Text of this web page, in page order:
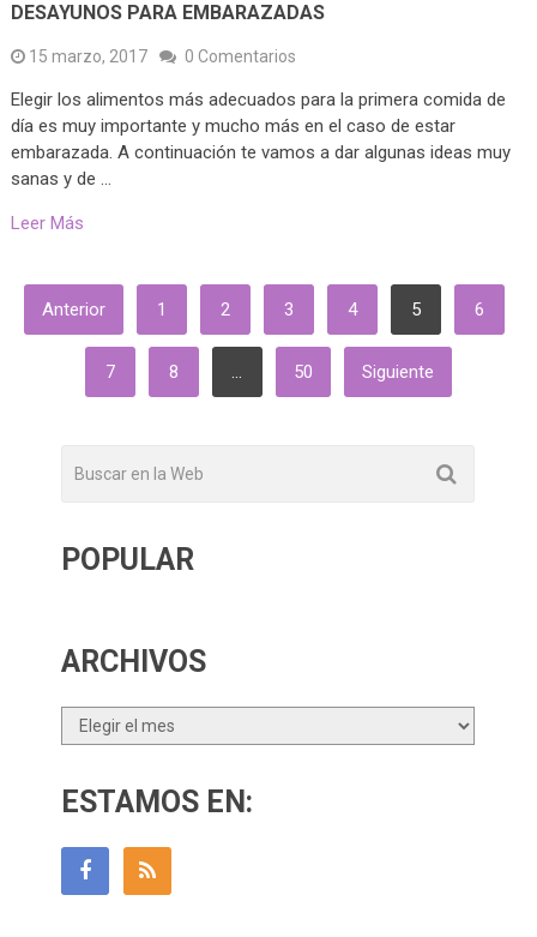
DESAYUNOS PARA EMBARAZADAS
15 marzo, 2017 0 Comentarios
Elegir los alimentos más adecuados para la primera comida de
día es muy importante y mucho más en el caso de estar
embarazada. A continuación te vamos a dar algunas ideas muy
sanas y de …
Leer Más
PAGINACIÓN
DE
ENTRADAS
Anterior 1 2 3 4 5 6
7 8 … 50 Siguiente
POPULAR
ARCHIVOS
Archivos
ESTAMOS EN: